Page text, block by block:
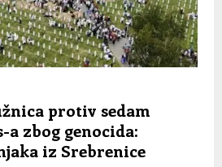
protiv sedam
zbog genocida:
iz Srebrenice